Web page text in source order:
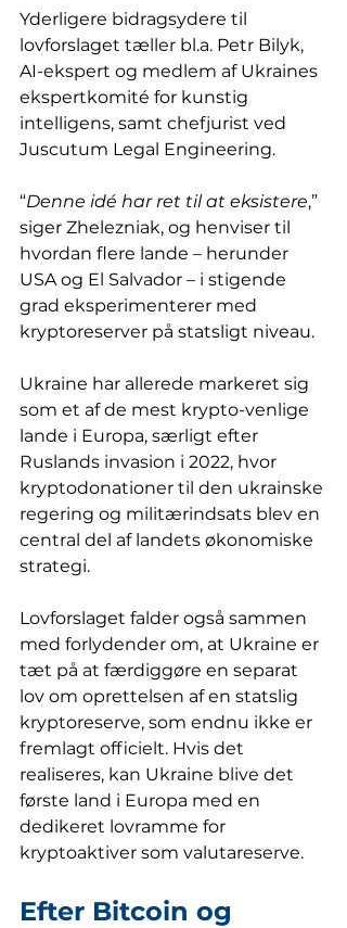
Yderligere bidragsydere til
lovforslaget tæller bl.a. Petr Bilyk,
AI-ekspert og medlem af Ukraines
ekspertkomité for kunstig
intelligens, samt chefjurist ved
Juscutum Legal Engineering.
“Denne idé har ret til at eksistere,”
siger Zhelezniak, og henviser til
hvordan flere lande – herunder
USA og El Salvador – i stigende
grad eksperimenterer med
kryptoreserver på statsligt niveau.
Ukraine har allerede markeret sig
som et af de mest krypto-venlige
lande i Europa, særligt efter
Ruslands invasion i 2022, hvor
kryptodonationer til den ukrainske
regering og militærindsats blev en
central del af landets økonomiske
strategi.
Lovforslaget falder også sammen
med forlydender om, at Ukraine er
tæt på at færdiggøre en separat
lov om oprettelsen af en statslig
kryptoreserve, som endnu ikke er
fremlagt officielt. Hvis det
realiseres, kan Ukraine blive det
første land i Europa med en
dedikeret lovramme for
kryptoaktiver som valutareserve.
Efter Bitcoin og